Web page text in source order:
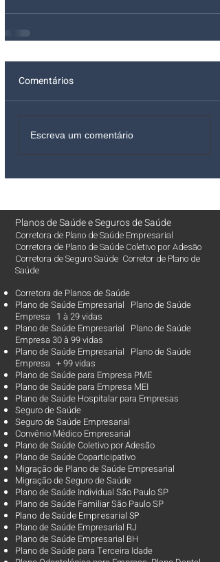
Comentários
Escreva um comentário
Planos de SaúdeeSeguros de Saúde
Corretora de Plano de Saúde Empresarial
Corretora de Plano de Saúde Coletivo por Adesão
Corretora de Seguro Saúde Corretor de Plano de
Saúde
Corretora de Planos de Saúde
Plano de Saúde Empresarial Plano de Saúde
Empresa 1 à 29 vidas
Plano de Saúde Empresarial Plano de Saúde
Empresa 30 à 99 vidas ​
Plano de Saúde Empresarial Plano de Saúde
Empresa + 99 vidas
Plano de Saúde para Empresa PME
Plano de Saúde para Empresa MEI
Plano de Saúde Hospitalar para Empresas
Seguro de Saúde
Seguro de Saúde Empresarial
Convênio Médico Empresarial
Plano de Saúde Coletivo por Adesão
Plano de Saúde Coparticipativo
Migração de Plano de Saúde Empresarial
Migração de Seguro de Saúde
Plano de Saúde Individual São Paulo SP
Plano de Saúde Familiar São Paulo SP
Plano de Saúde Empresarial SP
Plano de Saúde Empresarial RJ
Plano de Saúde Empresarial BH
Plano de Saúde para Terceira Idade